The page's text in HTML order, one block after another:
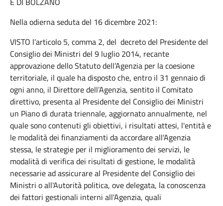
Nella odierna seduta del 16 dicembre 2021:
VISTO l’articolo 5, comma 2, del decreto del Presidente del
Consiglio dei Ministri del 9 luglio 2014, recante
approvazione dello Statuto dell’Agenzia per la coesione
territoriale, il quale ha disposto che, entro il 31 gennaio di
ogni anno, il Direttore dell’Agenzia, sentito il Comitato
direttivo, presenta al Presidente del Consiglio dei Ministri
un Piano di durata triennale, aggiornato annualmente, nel
quale sono contenuti gli obiettivi, i risultati attesi, l'entità e
le modalità dei finanziamenti da accordare all'Agenzia
stessa, le strategie per il miglioramento dei servizi, le
modalità di verifica dei risultati di gestione, le modalità
necessarie ad assicurare al Presidente del Consiglio dei
Ministri o all'Autorità politica, ove delegata, la conoscenza
dei fattori gestionali interni all'Agenzia, quali